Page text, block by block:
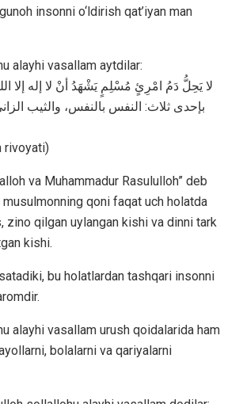
insonni o‘ldirish qat’iyan man
alayhi vasallam aytdilar:
لا يَحِلُّ دَمُ امْرِئٍ مُسْلِمٍ يَشْهَدُ أنْ لا إله إلا
بإحدى ثلاث: النفس بالنفس، والثيب
rivoyati)
va Muhammadur Rasululloh” deb
qoni faqat uch holatda
zino qilgan uylangan kishi va dinni tark
kishi.
bu holatlardan tashqari insonni
alayhi vasallam urush qoidalarida ham
bolalarni va qariyalarni